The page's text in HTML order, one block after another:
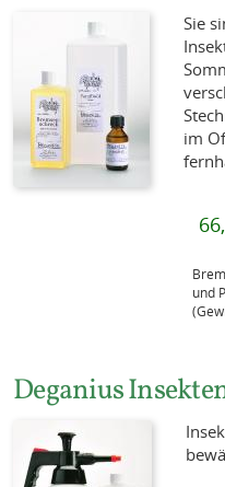
Sie
im
und
Deganius